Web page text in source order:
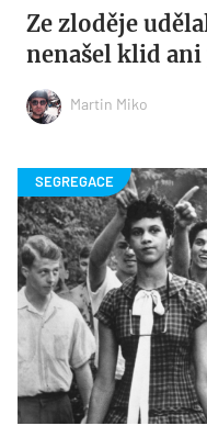
Ze zloděje
nenašel klid ani
Martin Miko